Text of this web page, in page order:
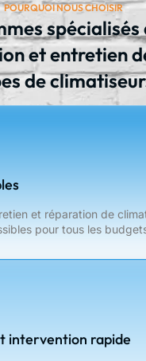
POURQUOI NOUS CHOISIR
spécialisés
et entretien
de
et réparation de
pour tous les
intervention rapide